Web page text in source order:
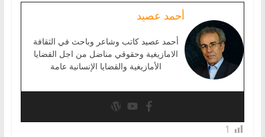
أحمد عصيد
أحمد عصيد كاتب وشاعر وباحث في الثقافة
الامازيغية وحقوقي مناضل من اجل القضايا
الأمازيغية والقضايا الإنسانية عامة
1